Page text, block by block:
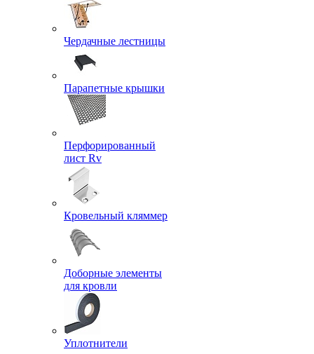
Чердачные лестницы
Парапетные крышки
Перфорированный
лист Rv
Кровельный кляммер
Доборные элементы
для кровли
Уплотнители